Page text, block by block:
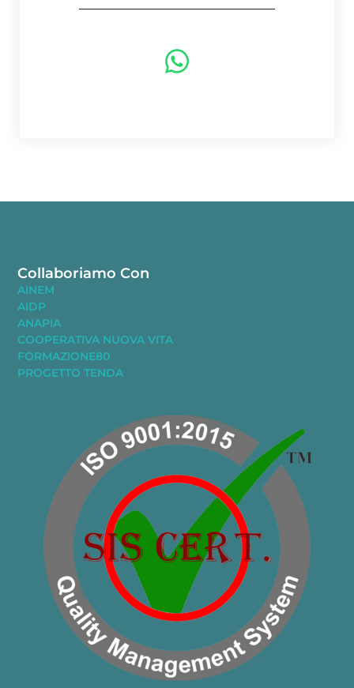
Collaboriamo Con
AINEM
AIDP
ANAPIA
COOPERATIVA NUOVA VITA
FORMAZIONE80
PROGETTO TENDA